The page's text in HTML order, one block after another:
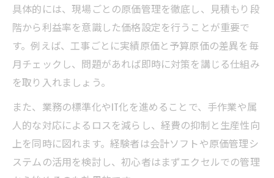
工務店経営の信頼獲得に役立つ保証制度
工務店経営の口コミ活用と顧客フォロー術
コンサルタント活用による工務店経営の信
頼強化
具体的には、現場ごとの原価管理を徹底し、見積もり段
階から利益率を意識した価格設定を行うことが重要で
す。例えば、工事ごとに実績原価と予算原価の差異を毎
月チェックし、問題があれば即時に対策を講じる仕組み
を取り入れましょう。
また、業務の標準化やIT化を進めることで、手作業や属
人的な対応によるロスを減らし、経費の抑制と生産性向
上を同時に図れます。経験者は会計ソフトや原価管理シ
ステムの活用を検討し、初心者はまずエクセルでの管理